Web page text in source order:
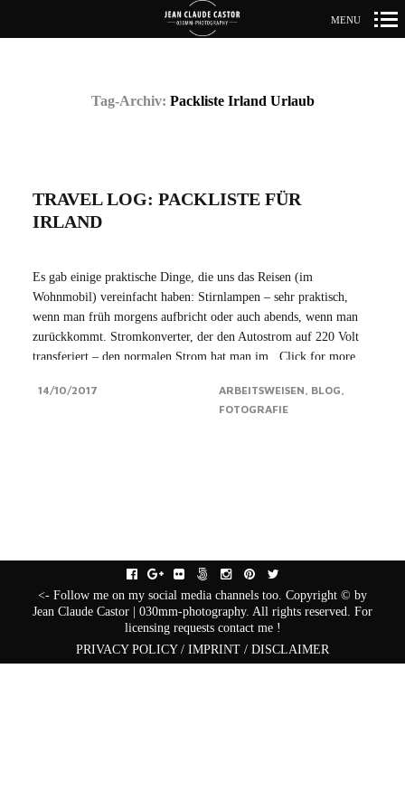
MENU
Tag-Archiv: Packliste Irland Urlaub
TRAVEL LOG: PACKLISTE FÜR
IRLAND
Es gab einige praktische Dinge, die uns das Reisen (im
Wohnmobil) vereinfacht haben: Stirnlampen – sehr praktisch,
wenn man früh morgens aufbricht oder auch abends, wenn man
zurückkommt. Stromkonverter, der den Autostrom auf 220 Volt
transferiert – den normalen Strom hat man im...Click for more
14/10/2017 ARBEITSWEISEN BLOG
FOTOGRAFIE
facebook
gplus flickr fivehundredpx
instagrampinterest
<- Follow me on my social media channels too. Copyright © by
Jean Claude Castor | 030mm-photography. All rights reserved. For
licensing requests contact me !
PRIVACY POLICY / IMPRINT / DISCLAIMER